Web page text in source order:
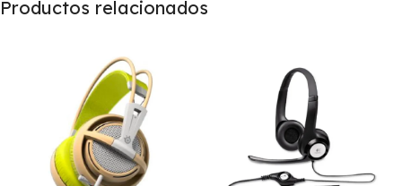
Productos relacionados